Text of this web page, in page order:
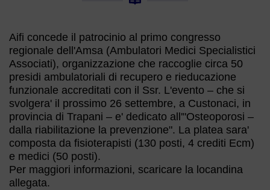
Aifi concede il patrocinio al primo congresso
regionale dell'Amsa (Ambulatori Medici Specialistici
Associati), organizzazione che raccoglie circa 50
presidi ambulatoriali di recupero e rieducazione
funzionale accreditati con il Ssr. L'evento – che si
svolgera' il prossimo 26 settembre, a Custonaci, in
provincia di Trapani – e' dedicato all'"Osteoporosi –
dalla riabilitazione la prevenzione". La platea sara'
composta da fisioterapisti (130 posti, 4 crediti Ecm)
e medici (50 posti).
Per maggiori informazioni, scaricare la locandina
allegata.